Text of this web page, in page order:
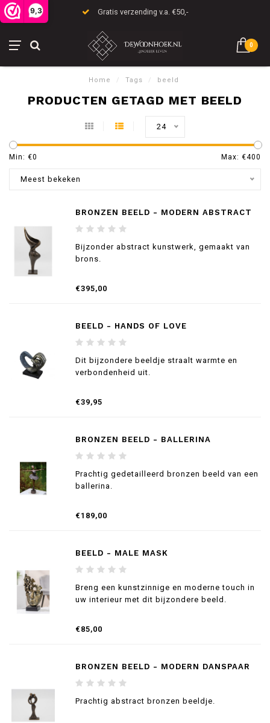
9,3 Gratis verzending v.a. €50,-
0
Home / Tags / beeld
PRODUCTEN GETAGD MET BEELD
24
Min: €0 Max: €400
Meest bekeken
BRONZEN BEELD - MODERN ABSTRACT
Bijzonder abstract kunstwerk, gemaakt van
brons.
€395,00
BEELD - HANDS OF LOVE
Dit bijzondere beeldje straalt warmte en
verbondenheid uit.
€39,95
BRONZEN BEELD - BALLERINA
Prachtig gedetailleerd bronzen beeld van een
ballerina.
€189,00
BEELD - MALE MASK
Breng een kunstzinnige en moderne touch in
uw interieur met dit bijzondere beeld.
€85,00
BRONZEN BEELD - MODERN DANSPAAR
Prachtig abstract bronzen beeldje.